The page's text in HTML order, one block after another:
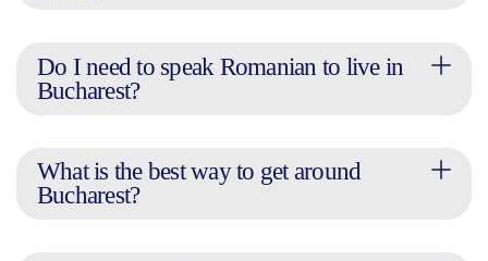
Do I need to speak Romanian to live in
Bucharest?
What is the best way to get around
Bucharest?